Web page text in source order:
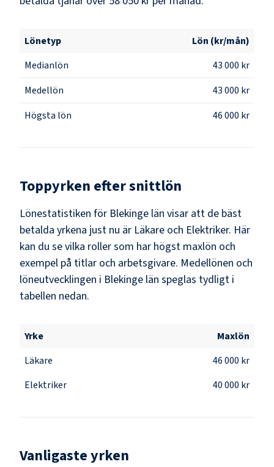
Lönetyp
Lön (kr/mån)
Medianlön
43 000 kr
Medellön
43 000 kr
Högsta lön
46 000 kr
Toppyrken efter snittlön
Lönestatistiken för Blekinge län visar att de bäst
betalda yrkena just nu är Läkare och Elektriker. Här
kan du se vilka roller som har högst maxlön och
exempel på titlar och arbetsgivare. Medellönen och
löneutvecklingen i Blekinge län speglas tydligt i
tabellen nedan.
Yrke
Maxlön
Läkare
46 000 kr
Elektriker
40 000 kr
Vanligaste yrken